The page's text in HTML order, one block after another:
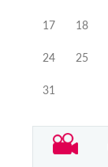
17 18
24 25
31